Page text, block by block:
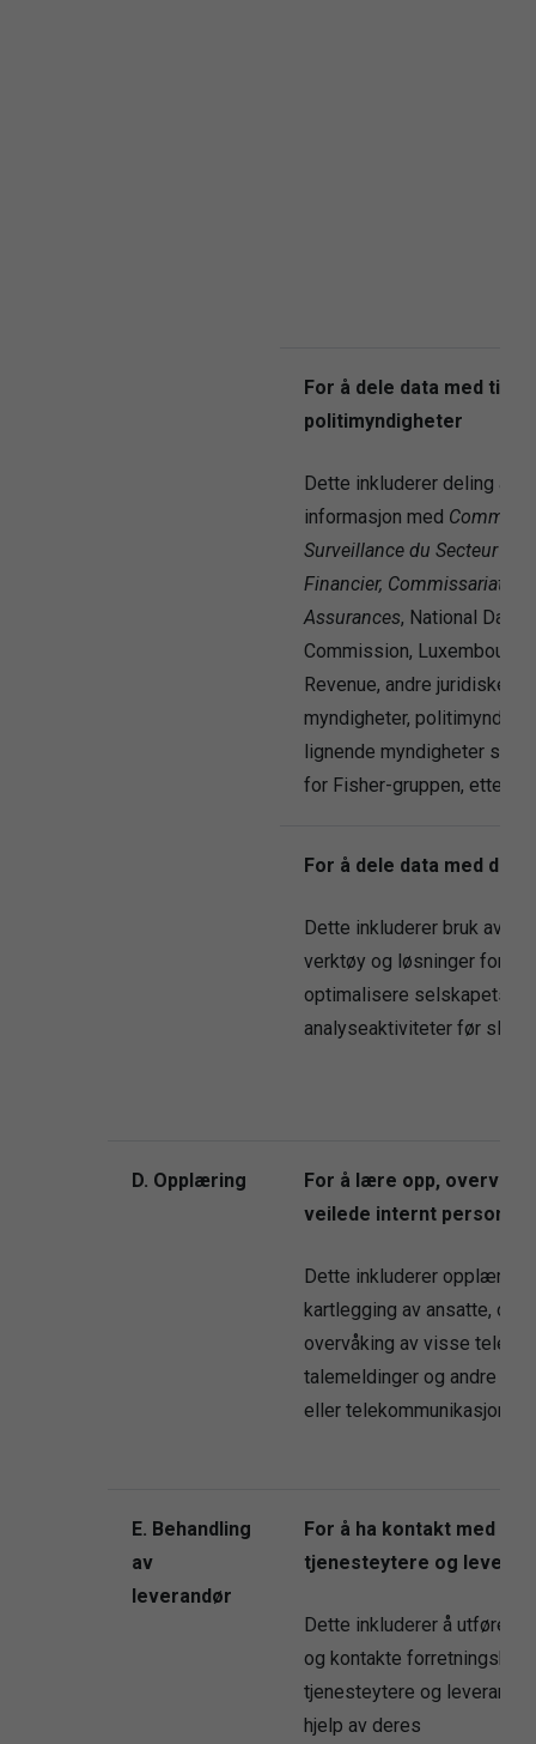
For å dele data med
politimyndigheter
Dette inkluderer deling av
informasjon med
Surveillance du Secteur
Financier, Commissariat
Assurances, National Data
Commission, Luxembourg
Revenue, andre juridiske
myndigheter,
lignende myndigheter som
for Fisher-gruppen, etter
For å dele data med
Dette inkluderer bruk av
verktøy og løsninger for å
optimalisere selskapets e-
analyseaktiviteter før slik
D. Opplæring
For å lære opp, overvåke
veilede internt personale
Dette inkluderer opplæring
kartlegging av ansatte,
overvåking av visse
talemeldinger og andre
eller
E. Behandling
av
leverandør
For å ha kontakt med
tjenesteytere og
Dette inkluderer å utføre
og kontakte
tjenesteytere og
hjelp av deres